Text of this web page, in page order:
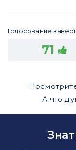
Голосование
71
А что